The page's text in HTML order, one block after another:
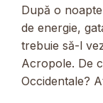
După o
de energie,
trebuie să-l
Acropole. De
Occidentale?